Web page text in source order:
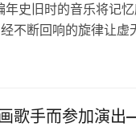
年史旧时的音乐将记
不断回响的旋律让
歌手而参加演